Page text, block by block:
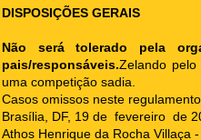
DISPOSIÇÕES GERAIS
Não será tolerado pela
pais/responsáveis.Zelando
uma competição sadia.
Casos omissos neste
Brasília, DF, 19 de fevereiro de
Athos Henrique da Rocha Villaça -